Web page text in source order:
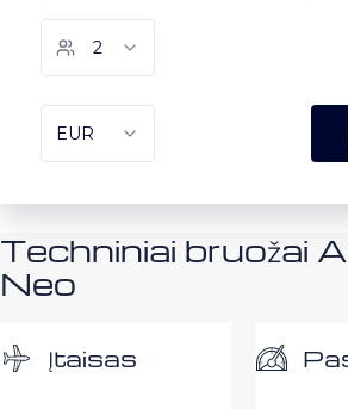
Techniniai bruožai
Neo
Įtaisas